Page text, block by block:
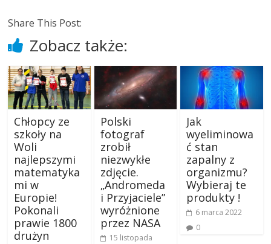
Share This Post:
Zobacz także:
Chłopcy ze
szkoły na
Woli
najlepszymi
matematyka
mi w
Europie!
Pokonali
prawie 1800
drużyn
Polski
fotograf
zrobił
niezwykłe
zdjęcie.
„Andromeda
i Przyjaciele”
wyróżnione
przez NASA
15 listopada
Jak
wyeliminowa
ć stan
zapalny z
organizmu?
Wybieraj te
produkty !
6 marca 2022
0